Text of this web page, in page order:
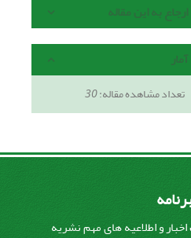
ارجاع به این مقاله
آمار
تعداد مشاهده مقاله:30
و اطلاعیه های مهم نشریه